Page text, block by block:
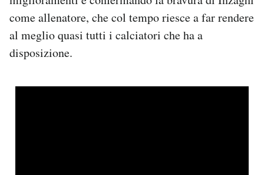
come allenatore, che col tempo riesce a far rendere
al meglio quasi tutti i calciatori che ha a
disposizione.